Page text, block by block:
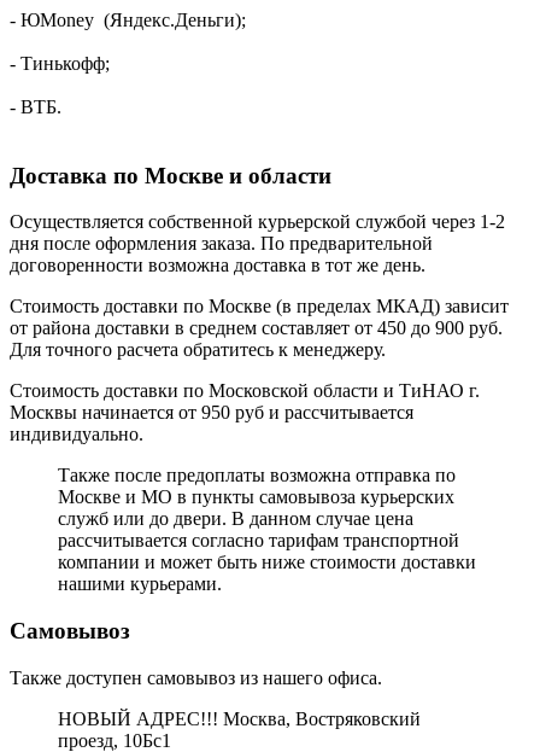
- ЮMoney (Яндекс.Деньги);
- Тинькофф;
- ВТБ.
Доставка по Москве и области
Осуществляется собственной курьерской службой через 1-2
дня после оформления заказа. По предварительной
договоренности возможна доставка в тот же день.
Стоимость доставки по Москве (в пределах МКАД) зависит
от района доставки в среднем составляет от 450 до 900 руб.
Для точного расчета обратитесь к менеджеру.
Стоимость доставки по Московской области и ТиНАО г.
Москвы начинается от 950 руб и рассчитывается
индивидуально.
Также после предоплаты возможна отправка по
Москве и МО в пункты самовывоза курьерских
служб или до двери. В данном случае цена
рассчитывается согласно тарифам транспортной
компании и может быть ниже стоимости доставки
нашими курьерами.
Самовывоз
Также доступен самовывоз из нашего офиса.
НОВЫЙ АДРЕС!!! Москва, Востряковский
проезд, 10Бс1